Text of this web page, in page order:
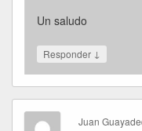
Un saludo
Responder ↓
Juan